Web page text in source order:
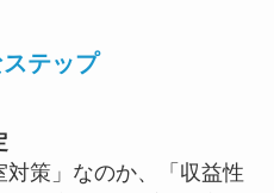
テップ
策」なのか、「収益性